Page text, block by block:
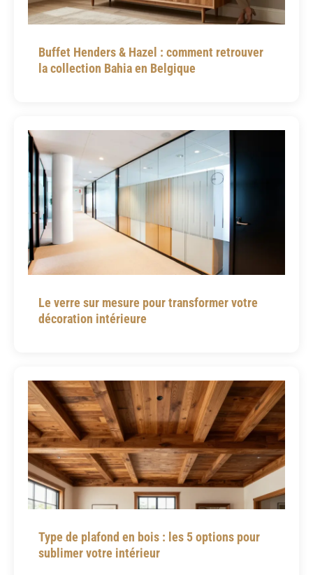
Buffet Henders & Hazel : comment retrouver
la collection Bahia en Belgique
Le verre sur mesure pour transformer votre
décoration intérieure
Type de plafond en bois : les 5 options pour
sublimer votre intérieur